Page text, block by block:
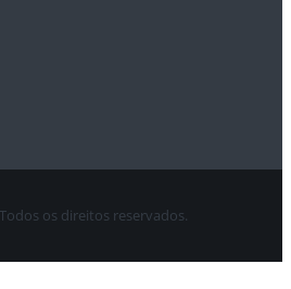
os direitos reservados.